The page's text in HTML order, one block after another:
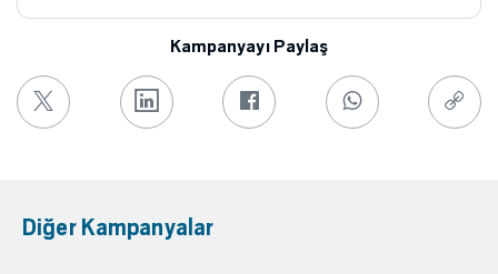
Kampanyayı Paylaş
Diğer Kampanyalar